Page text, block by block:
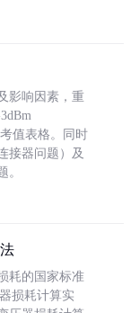
影响因素，重
值表格。同时
接器问题）及
。
耗的国家标准
损耗计算实